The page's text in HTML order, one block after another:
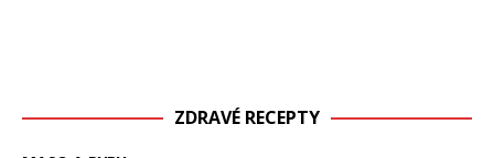
ZDRAVÉ RECEPTY